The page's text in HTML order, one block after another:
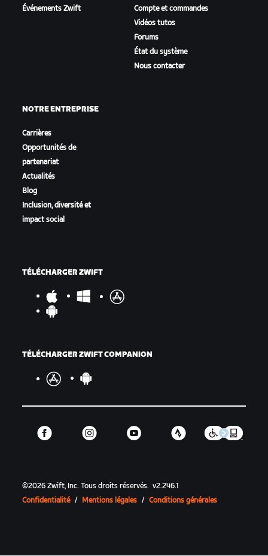
Événements Zwift
Compte et commandes
Vidéos tutos
Forums
État du système
Nous contacter
NOTRE ENTREPRISE
Carrières
Opportunités de
partenariat
Actualités
Blog
Inclusion, diversité et
impact social
TÉLÉCHARGER ZWIFT
TÉLÉCHARGER ZWIFT COMPANION
©2026 Zwift, Inc.Tous droits réservés. v2.246.1
Confidentialité / Mentions légales / Conditions générales